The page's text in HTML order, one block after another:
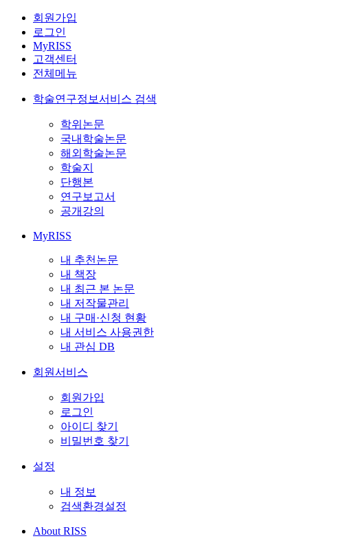
회원가입
로그인
MyRISS
고객센터
전체메뉴
학술연구정보서비스 검색
학위논문
국내학술논문
해외학술논문
학술지
단행본
연구보고서
공개강의
MyRISS
내 추천논문
내 책장
내 최근 본 논문
내 저작물관리
내 구매·신청 현황
내 서비스 사용권한
내 관심 DB
회원서비스
회원가입
로그인
아이디 찾기
비밀번호 찾기
설정
내 정보
검색환경설정
About RISS